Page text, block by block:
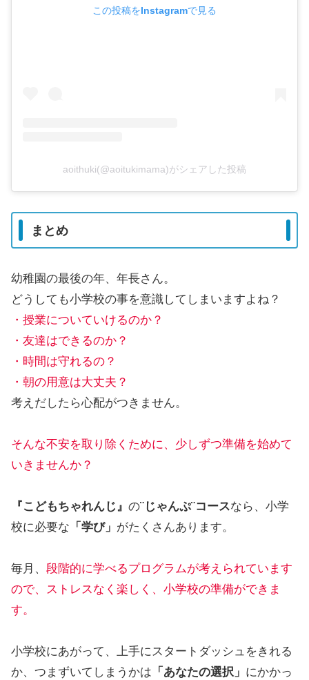
この投稿をInstagramで見る
aoithuki(@aoitukimama)がシェアした投稿
まとめ
幼稚園の最後の年、年長さん。
どうしても小学校の事を意識してしまいますよね？
・授業についていけるのか？
・友達はできるのか？
・時間は守れるの？
・朝の用意は大丈夫？
考えだしたら心配がつきません。
そんな不安を取り除くために、少しずつ準備を始めて
いきませんか？
『こどもちゃれんじ』 の¨じゃんぷ¨コースなら、小学
校に必要な 「学び」 がたくさんあります。
毎月、 段階的に学べるプログラムが考えられています
ので、ストレスなく楽しく、小学校の準備ができま
す。
小学校にあがって、上手にスタートダッシュをきれる
か、つまずいてしまうかは 「あなたの選択」 にかかっ